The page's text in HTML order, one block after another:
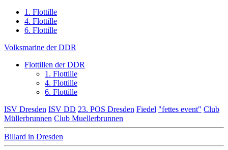
1. Flottille
4. Flottille
6. Flottille
Volksmarine der DDR
Flottillen der DDR
1. Flottille
4. Flottille
6. Flottille
ISV Dresden ISV DD 23. POS Dresden Fiedel "fettes event" Club
Müllerbrunnen Club Muellerbrunnen
Billard in Dresden